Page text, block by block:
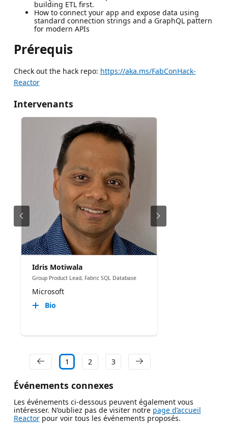
building ETL first.
How to connect your app and expose data using
standard connection strings and a GraphQL pattern
for modern APIs
Prérequis
Check out the hack repo: https://aka.ms/FabConHack-
Reactor
Intervenants
Idris Motiwala
Group Product Lead, Fabric SQL Database
Microsoft
Bio
1 2 3
Événements connexes
Les événements ci-dessous peuvent également vous
intéresser. N’oubliez pas de visiter notre page d’accueil
Reactorpour voir tous les événements proposés.